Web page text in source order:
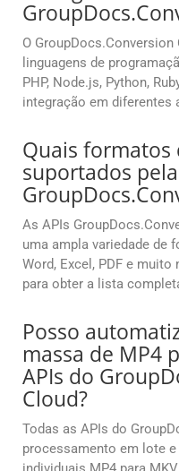
O
linguagens de
PHP, Node.js, Python,
integração em diferentes
Quais formatos
suportados
As APIs
uma ampla variedade de
Word, Excel, PDF e
para obter a lista
Posso
massa de MP4
APIs do
Cloud?
Todas as APIs do
processamento em lote